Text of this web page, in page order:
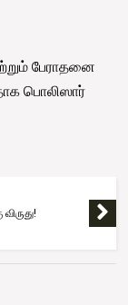
பேராதனை
பொலிஸார்